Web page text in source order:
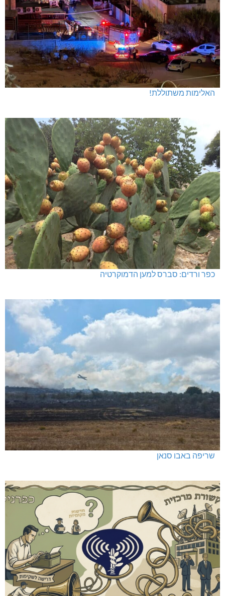
האלימות משתוללת!
כפר ורדים: סברס למען הדמוקרטיה
שריפה באבו סנאן